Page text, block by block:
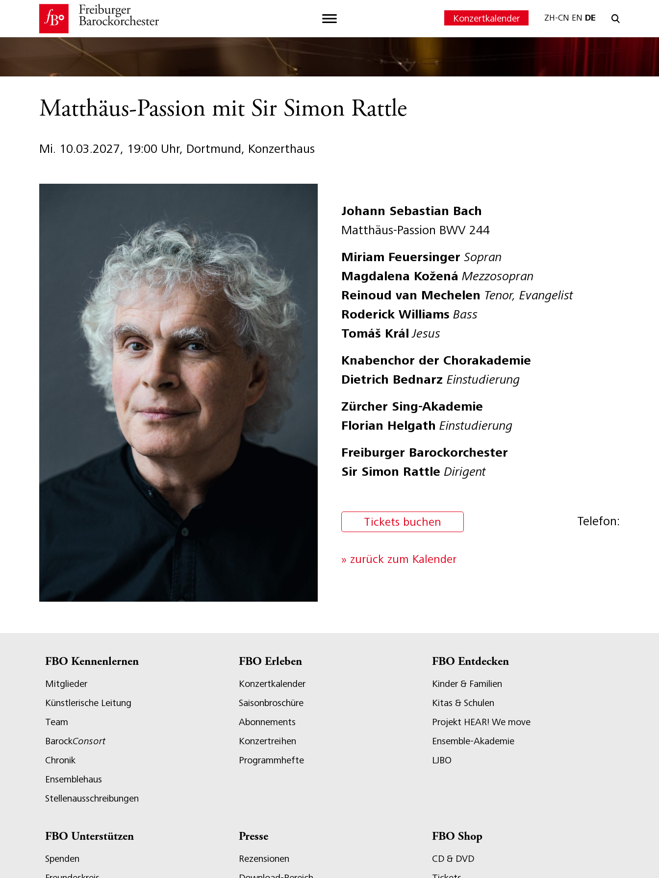
Konzertkalender ZH-CN EN DE
Matthäus-Passion mit Sir Simon Rattle
Mi. 10.03.2027, 19:00 Uhr, Dortmund, Konzerthaus
Johann Sebastian Bach
Matthäus-Passion BWV 244
Miriam FeuersingerSopran
Magdalena Kožená Mezzosopran
Reinoud van Mechelen Tenor, Evangelist
Roderick Williams Bass
Tomáš Král Jesus
Knabenchor der Chorakademie
Dietrich Bednarz Einstudierung
Zürcher Sing-Akademie
Florian Helgath Einstudierung
Freiburger Barockorchester
Sir Simon Rattle Dirigent
Tickets buchen Telefon:
» zurück zum Kalender
FBO Kennenlernen
Mitglieder
Künstlerische Leitung
Team
BarockConsort
Chronik
Ensemblehaus
Stellenausschreibungen
FBO Erleben
Konzertkalender
Saisonbroschüre
Abonnements
Konzertreihen
Programmhefte
FBO Entdecken
Kinder & Familien
Kitas & Schulen
Projekt HEAR! We move
Ensemble-Akademie
LJBO
FBO Unterstützen
Spenden
Presse
Rezensionen
FBO Shop
CD & DVD